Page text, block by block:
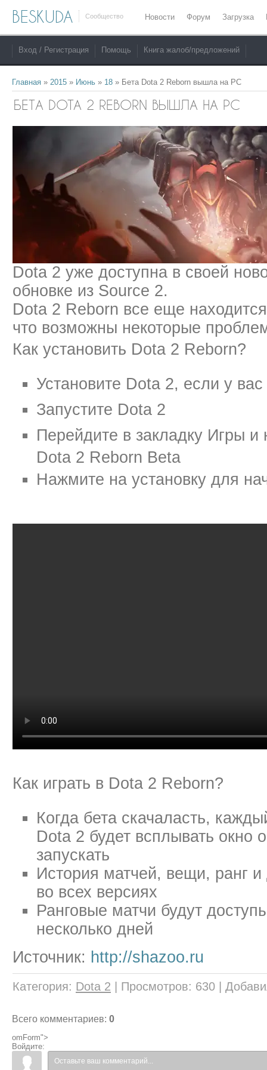
BESKUDA Сообщество Новости Форум Загрузка
Вход / Регистрация Помощь Книга жалоб/предложений
Главная » 2015 » Июнь » 18 » Бета Dota 2 Reborn вышла на PC
БЕТА DOTA 2 REBORN ВЫШЛА НА PC
Dota 2 уже доступна в своей
обновке из Source 2.
Dota 2 Reborn все еще
что возможны некоторые
Как установить Dota 2 Reborn?
Установите Dota 2, если у
Запустите Dota 2
Перейдите в закладку Игры и
Dota 2 Reborn Beta
Нажмите на установку для
Как играть в Dota 2 Reborn?
Когда бета скачаласть,
Dota 2 будет всплывать окно
запускать
История матчей, вещи, ранг и
во всех версиях
Ранговые матчи будут
несколько дней
Источник: http://shazoo.ru
Категория: Dota 2 Просмотров: 630
Всего комментариев: 0
omForm">
Войдите: